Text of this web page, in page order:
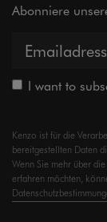
Abonniere
I want to
Kenzo ist für die
bereitgestellten Daten
Wenn Sie mehr über
erfahren möchten,